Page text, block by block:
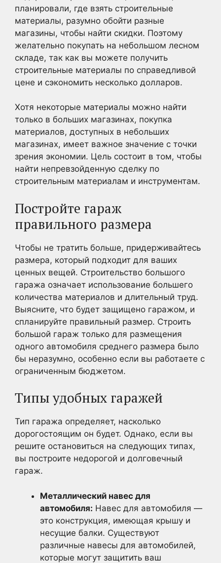
планировали, где взять строительные
материалы, разумно обойти разные
магазины, чтобы найти скидки. Поэтому
желательно покупать на небольшом лесном
складе, так как вы можете получить
строительные материалы по справедливой
цене и сэкономить несколько долларов.
Хотя некоторые материалы можно найти
только в больших магазинах, покупка
материалов, доступных в небольших
магазинах, имеет важное значение с точки
зрения экономии. Цель состоит в том, чтобы
найти непревзойденную сделку по
строительным материалам и инструментам.
Постройте гараж
правильного размера
Чтобы не тратить больше, придерживайтесь
размера, который подходит для ваших
ценных вещей. Строительство большого
гаража означает использование большего
количества материалов и длительный труд.
Выясните, что будет защищено гаражом, и
спланируйте правильный размер. Строить
большой гараж только для размещения
одного автомобиля среднего размера было
бы неразумно, особенно если вы работаете с
ограниченным бюджетом.
Типы удобных гаражей
Тип гаража определяет, насколько
дорогостоящим он будет. Однако, если вы
решите остановиться на следующих типах,
вы построите недорогой и долговечный
гараж.
Металлический навес для
автомобиля: Навес для автомобиля —
это конструкция, имеющая крышу и
несущие балки. Существуют
различные навесы для автомобилей,
которые могут защитить ваш